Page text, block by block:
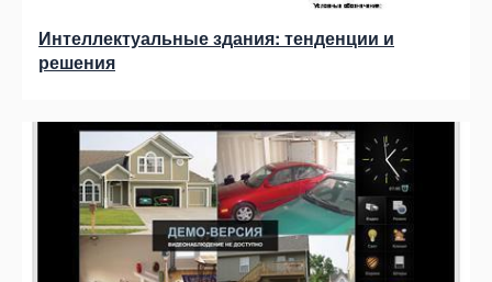
Интеллектуальные здания: тенденции и
решения